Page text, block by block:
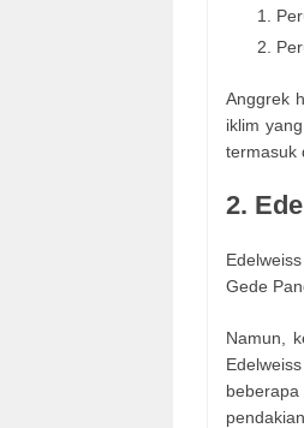
Anggrek
iklim
termasuk
2.
Gede
Namun,